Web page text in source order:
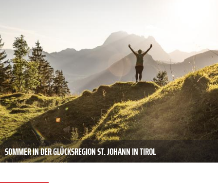
SOMMER IN DER GLÜCKSREGION ST. JOHANN IN TIROL